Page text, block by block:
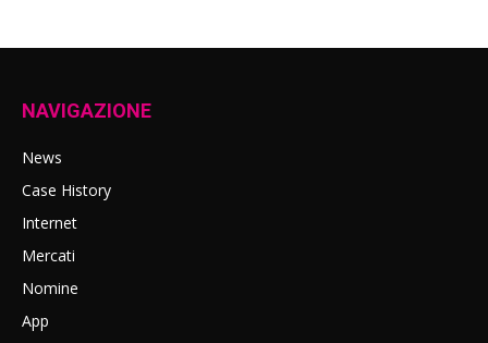
NAVIGAZIONE
News
Case History
Internet
Mercati
Nomine
App